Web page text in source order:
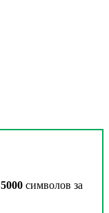
5000 символов за